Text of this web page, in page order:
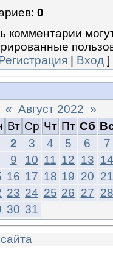
: 0
комментарии
Вход ]
« Август 2022 »
Вт Ср Чт Пт Сб
2 3 4 5 6
7
9 10 11 12 13 14
16 17 18 19 20 21
23 24 25 26 27 28
30 31